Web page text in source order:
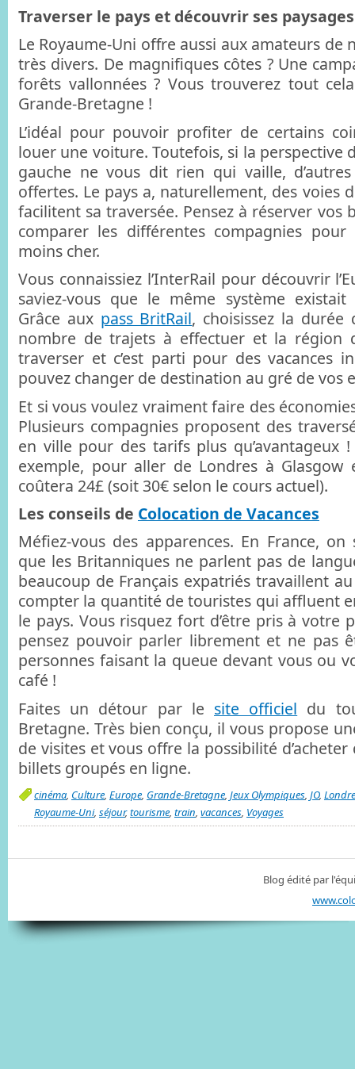
Traverser le pays et découvrir ses paysages
Le Royaume-Uni offre aussi aux amateurs de
très divers. De magnifiques côtes ? Une
forêts vallonnées ? Vous trouverez tout
Grande-Bretagne !
L’idéal pour pouvoir profiter de certains
louer une voiture. Toutefois, si la perspective
gauche ne vous dit rien qui vaille,
offertes. Le pays a, naturellement, des voies
facilitent sa traversée. Pensez à réserver vos
comparer les différentes compagnies
moins cher.
Vous connaissiez l’InterRail pour découvrir
saviez-vous que le même système existait
Grâce aux pass BritRail, choisissez la durée
nombre de trajets à effectuer et la région
traverser et c’est parti pour des vacances
pouvez changer de destination au gré de vos
Et si vous voulez vraiment faire des
Plusieurs compagnies proposent des
en ville pour des tarifs plus qu’avantageux
exemple, pour aller de Londres à
coûtera 24£ (soit 30€ selon le cours actuel).
Les conseils de Colocation de Vacances
Méfiez-vous des apparences. En France,
que les Britanniques ne parlent pas de
beaucoup de Français expatriés travaillent
compter la quantité de touristes qui affluent
le pays. Vous risquez fort d’être pris à votre
pensez pouvoir parler librement et ne pas
personnes faisant la queue devant vous ou
café !
Faites un détour par le site officiel du
Bretagne. Très bien conçu, il vous propose
de visites et vous offre la possibilité
billets groupés en ligne.
cinéma, Culture, Europe, Grande-Bretagne, Jeux Olympiques, JO,
Royaume-Uni, séjour,tourisme, train, vacances, Voyages
Blog édité par